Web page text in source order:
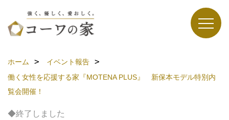
ホーム
イベント報告
働く女性を応援する家『MOTENA PLUS』 新保本モデル特別内
覧会開催！
◆終了しました